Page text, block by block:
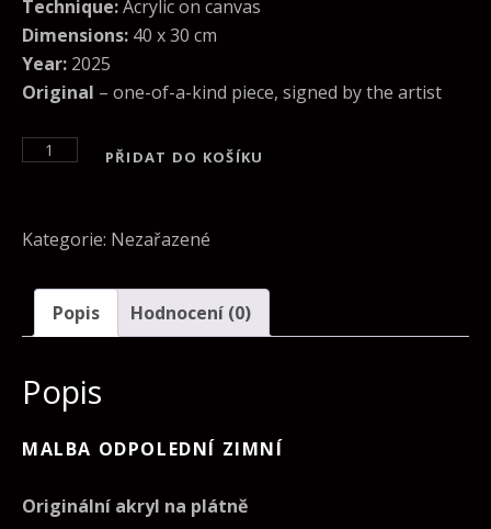
Technique:Acrylic on canvas
Dimensions: 40 x 30 cm
Year: 2025
Original – one-of-a-kind piece, signed by the artist
Malba "Zimní odpoledne" množství
PŘIDAT DO KOŠÍKU
Kategorie: Nezařazené
Popis Hodnocení (0)
Popis
MALBA ODPOLEDNÍ ZIMNÍ
Originální akryl na plátně